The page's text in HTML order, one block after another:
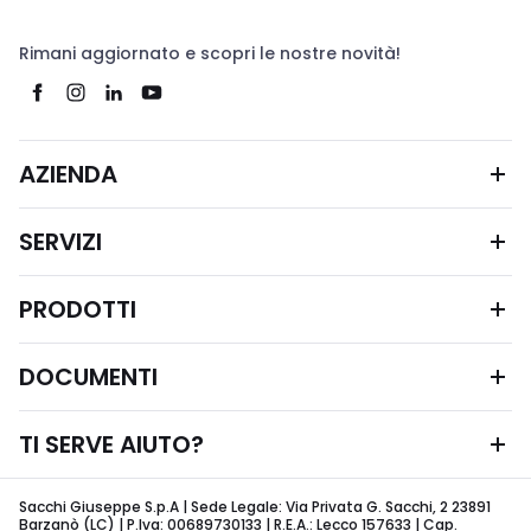
Rimani aggiornato e scopri le nostre novità!
AZIENDA
SERVIZI
PRODOTTI
DOCUMENTI
TI SERVE AIUTO?
Sacchi Giuseppe S.p.A | Sede Legale: Via Privata G. Sacchi, 2 23891
Barzanò (LC) | P.Iva: 00689730133 | R.E.A.: Lecco 157633 | Cap.